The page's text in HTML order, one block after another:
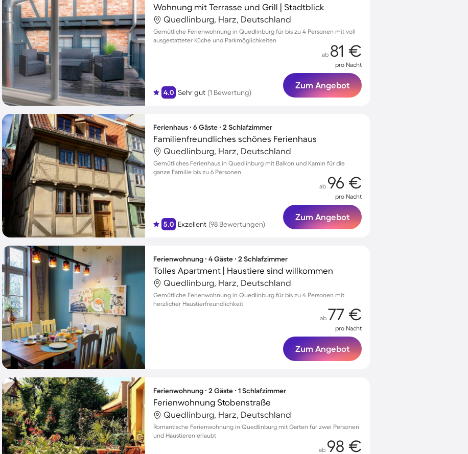
Wohnung mit Terrasse und Grill | Stadtblick
Quedlinburg, Harz, Deutschland
Gemütliche Ferienwohnung in Quedlinburg für bis zu 4 Personen mit voll
ausgestatteter Küche und Parkmöglichkeiten
4.0 Sehr gut (1 Bewertung)
ab 81 €
pro Nacht
Zum Angebot
Ferienhaus ∙ 6 Gäste ∙ 2 Schlafzimmer
Familienfreundliches schönes Ferienhaus
Quedlinburg, Harz, Deutschland
Gemütliches Ferienhaus in Quedlinburg mit Balkon und Kamin für die
ganze Familie bis zu 6 Personen
5.0 Exzellent (98 Bewertungen)
ab 96 €
pro Nacht
Zum Angebot
Ferienwohnung ∙ 4 Gäste ∙ 2 Schlafzimmer
Tolles Apartment | Haustiere sind willkommen
Quedlinburg, Harz, Deutschland
Gemütliche Ferienwohnung in Quedlinburg für bis zu 4 Personen mit
herzlicher Haustierfreundlichkeit
ab 77 €
pro Nacht
Zum Angebot
Ferienwohnung ∙ 2 Gäste ∙ 1 Schlafzimmer
Ferienwohnung Stobenstraße
Quedlinburg, Harz, Deutschland
Romantische Ferienwohnung in Quedlinburg mit Garten für zwei Personen
und Haustieren erlaubt
ab 98 €